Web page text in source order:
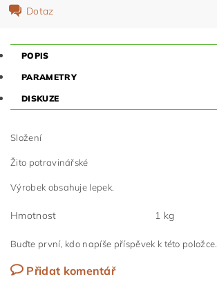
Dotaz
POPIS
PARAMETRY
DISKUZE
Složení
Žito potravinářské
Výrobek obsahuje lepek.
Hmotnost 1 kg
Buďte první, kdo napíše příspěvek k této položce.
Přidat komentář